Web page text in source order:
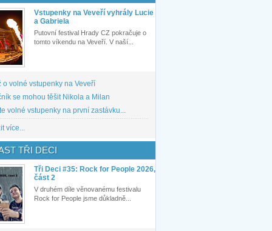
Vstupenky na Veveří vyhrály Lucie
a Gabriela
Putovní festival Hrady CZ pokračuje o
tomto víkendu na Veveří. V naší...
o volné vstupenky na Veveří
se mohou těšit Nikola a Milan
volné vstupenky na první zastávku...
více...
TŘI DECI
Tři Deci #35: Rock for People 2026,
část 2
V druhém díle věnovanému festivalu
Rock for People jsme důkladně...